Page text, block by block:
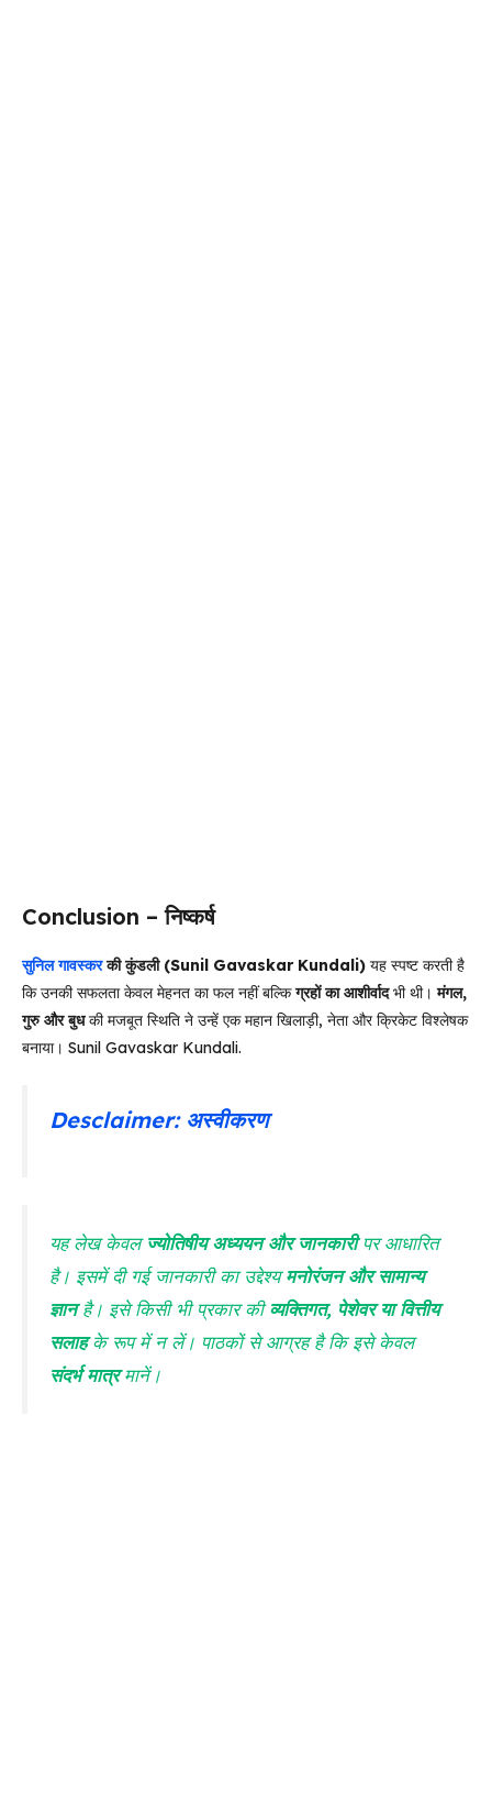
Conclusion – निष्कर्ष
सुनिल गावस्करकी कुंडली (Sunil Gavaskar Kundali) यह स्पष्ट करती है
कि उनकी सफलता केवल मेहनत का फल नहीं बल्किग्रहों का आशीर्वादभी थी।मंगल,
गुरु और बुधकी मजबूत स्थिति ने उन्हें एक महान खिलाड़ी, नेता और क्रिकेट विश्लेषक
बनाया। Sunil Gavaskar Kundali.
Desclaimer: अस्वीकरण
यह लेख केवलज्योतिषीय अध्ययन और जानकारीपर आधारित
है। इसमें दी गई जानकारी का उद्देश्यमनोरंजन और सामान्य
ज्ञानहै। इसे किसी भी प्रकार कीव्यक्तिगत, पेशेवर या वित्तीय
सलाहके रूप में न लें। पाठकों से आग्रह है कि इसे केवल
संदर्भ मात्रमानें।